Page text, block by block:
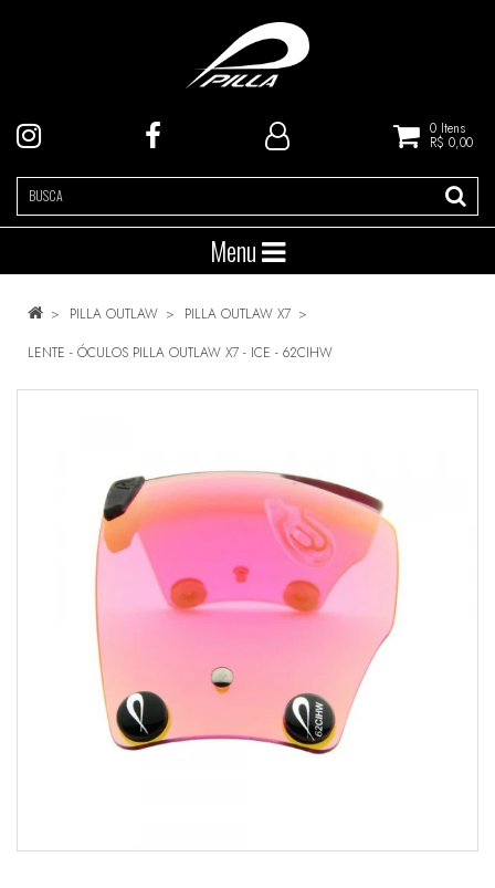
0 Itens
R$ 0,00
Menu
PILLA OUTLAW
PILLA OUTLAW X7
LENTE - ÓCULOS PILLA OUTLAW X7 - ICE - 62CIHW